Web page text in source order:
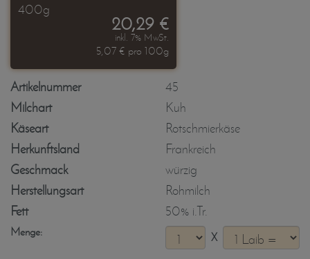
400g
20,29 €
inkl. 7% MwSt.
5,07 € pro 100g
Artikelnummer
45
Milchart
Kuh
Käseart
Rotschmierkäse
Herkunftsland
Frankreich
Geschmack
würzig
Herstellungsart
Rohmilch
Fett
50% i.Tr.
Menge: X